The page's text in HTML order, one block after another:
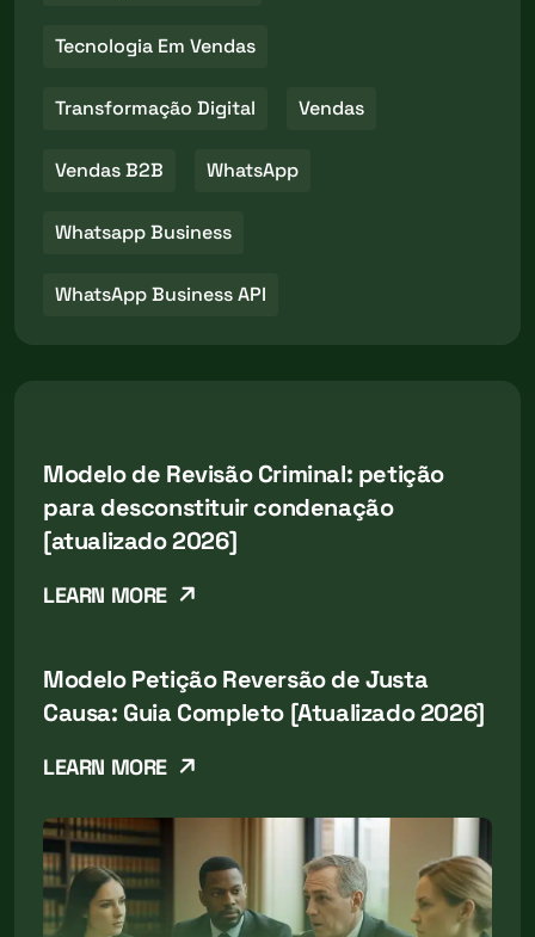
Tecnologia Em Vendas
Transformação Digital Vendas
Vendas B2B WhatsApp
Whatsapp Business
WhatsApp Business API
Modelo de Revisão Criminal: petição
para desconstituir condenação
[atualizado 2026]
LEARN MORE
Modelo Petição Reversão de Justa
Causa: Guia Completo [Atualizado 2026]
LEARN MORE